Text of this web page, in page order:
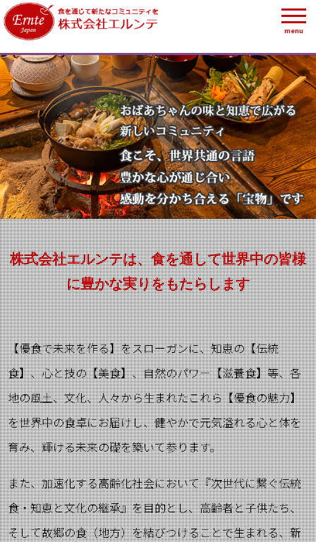
menu
株式会社エルンテは、食を通して世界中の皆様
に豊かな実りをもたらします
【優食で未来を作る】をスローガンに、知恵の【伝統
食】、心と技の【美食】、自然のパワー【滋養食】等、各
地の風土、文化、人々から生まれたこれら【優食の魅力】
を世界中の食卓にお届けし、健やかで元気溢れる心と体を
育み、輝ける未来の礎を築いて参ります。
また、加速化する高齢化社会において『次世代に繋ぐ伝統
食・知恵と文化の継承』を目的とし、高齢者と子供たち、
そして故郷の食（地方）を結びつけることで生まれる、新